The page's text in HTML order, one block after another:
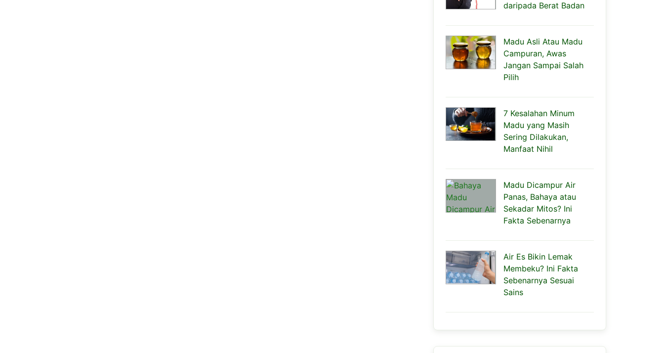
daripada Berat Badan
Madu Asli Atau Madu
Campuran, Awas
Jangan Sampai Salah
Pilih
7 Kesalahan Minum
Madu yang Masih
Sering Dilakukan,
Manfaat Nihil
Madu Dicampur Air
Panas, Bahaya atau
Sekadar Mitos? Ini
Fakta Sebenarnya
Air Es Bikin Lemak
Membeku? Ini Fakta
Sebenarnya Sesuai
Sains